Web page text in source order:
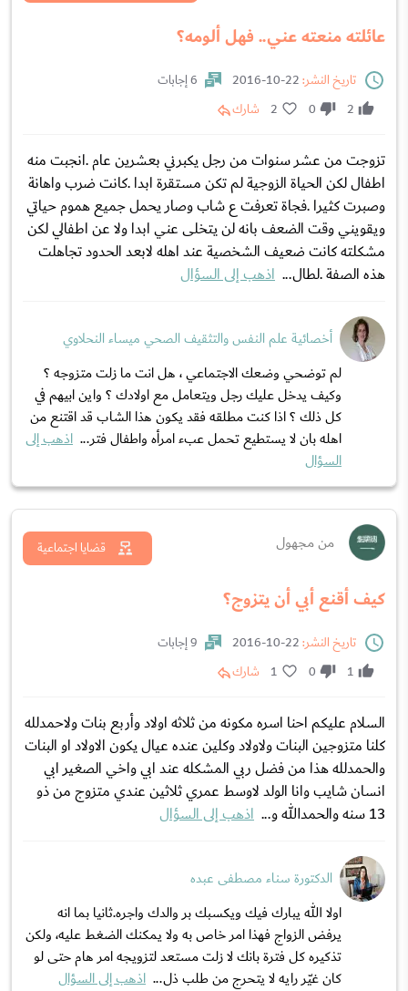
عائلته منعته عني.. فهل ألومه؟
تاريخ النشر:
6 إجابات
2
0
2 شارك
تزوجت من عشر سنوات من رجل يكبرني بعشرين عام .انجبت منه
اطفال لكن الحياة الزوجية لم تكن مستقرة ابدا .كانت ضرب واهانة
وصبرت كثيرا .فجاة تعرفت ع شاب وصار يحمل جميع هموم حياتي
ويقويني وقت الضعف بانه لن يتخلى عني ابدا ولا عن اطفالي لكن
مشكلته كانت ضعيف الشخصية عند اهله لابعد الحدود تجاهلت
هذه الصفة .لطال... اذهب إلى السؤال
أخصائية علم النفس والتثقيف الصحي ميساء النحلاوي
لم توضحي وضعك الاجتماعي ، هل انت ما زلت متزوجه ؟
وكيف يدخل عليك رجل ويتعامل مع اولادك ؟ واين ابيهم في
كل ذلك ؟ اذا كنت مطلقه فقد يكون هذا الشاب قد اقتنع من
اهله بان لا يستطيع تحمل عبء امرأه واطفال فتر... اذهب إلى
السؤال
من مجهول
كيف أقنع أبي أن يتزوج؟
قضايا اجتماعية
تاريخ النشر:
9 إجابات
1
0
1 شارك
السلام عليكم احنا اسره مكونه من ثلاثه اولاد وأربع بنات ولاحمدلله
كلنا متزوجين البنات ولاولاد وكلين عنده عيال يكون الاولاد او البنات
والحمدلله هذا من فضل ربي المشكله عند ابي واخي الصغير ابي
انسان شايب وانا الولد لاوسط عمري ثلاثين عندي متزوج من ذو
13 سنه والحمدالله و...
اذهب إلى السؤال
الدكتورة سناء مصطفى عبده
اولا الله يبارك فيك ويكسبك بر والدك واجره.ثانيا بما انه
يرفض الزواج فهذا امر خاص به ولا يمكنك الضغط عليه، ولكن
تذكيره كل فترة بانك لا زلت مستعد لتزويجه امر هام حتى لو
كان غيّر رايه لا يتحرج من طلب ذل... اذهب إلى السؤال